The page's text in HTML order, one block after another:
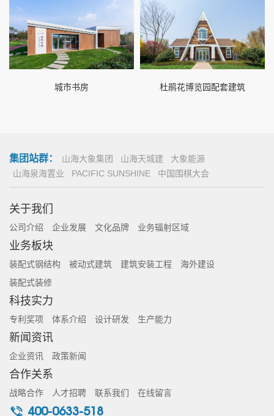
城市书房 杜鹃花博览园配套建筑
集团站群： 山海大象集团 山海天城建
大象能源
山海泉海置业
PACIFIC SUNSHINE 中国围棋大会
关于我们
公司介绍 企业发展 文化品牌 业务辐射区域
业务板块
装配式钢结构 被动式建筑 建筑安装工程
海外建设
装配式装修
科技实力
专利奖项 体系介绍 设计研发 生产能力
新闻资讯
企业资讯 政策新闻
合作关系
战略合作 人才招聘 联系我们 在线留言
400-0633-518